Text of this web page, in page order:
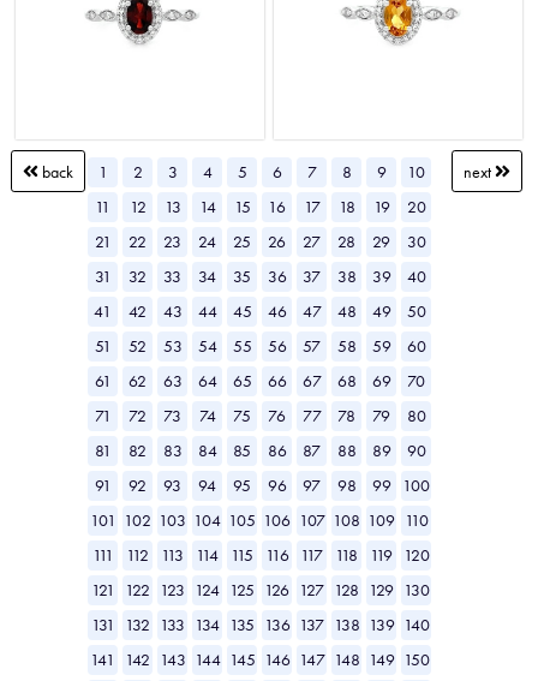
next
1 2 3 4 5 6 7 8 9
10
11
12 13 14 15 16 17 18 19
20
21
22 23 24 25 26 27 28 29
30
31
32 33 34 35 36 37 38 39
40
41
42 43 44 45 46 47 48 49
50
51
52 53 54 55 56 57 58 59
60
61
62 63 64 65 66 67 68 69
70
71
72 73 74 75 76 77 78 79
80
81
82 83 84 85 86 87 88 89
90
91
92 93 94 95 96 97 98 99
100
101
102 103 104 105 106 107 108 109 110
111
112 113 114 115 116 117 118 119
120
121
122 123 124 125 126 127 128 129 130
131
132 133 134 135 136 137 138 139 140
141
142 143 144 145 146 147 148 149 150
back